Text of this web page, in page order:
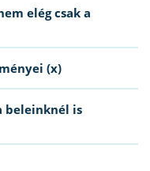
elég csak a
(x)
beleinknél is